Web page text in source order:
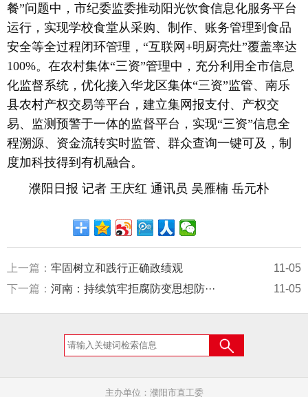
餐”问题中，市纪委监委推动阳光饮食信息化服务平台
运行，实现学校食堂从采购、制作、账务管理到食品
安全等全过程闭环管理，“互联网+明厨亮灶”覆盖率达
100%。在农村集体“三资”管理中，充分利用全市信息
化监督系统，优化接入华龙区集体“三资”监管、南乐
县农村产权交易等平台，建立集网报支付、产权交
易、监测预警于一体的监督平台，实现“三资”信息全
程溯源、资金流转实时监管、群众查询一键可及，制
度加科技得到有机融合。
濮阳日报 记者 王庆红 通讯员 吴雁楠 岳元朴
上一篇： 牢固树立和践行正确政绩观
11-05
下一篇： 河南：持续筑牢拒腐防变思想防··· 11-05
主办单位：濮阳市直工委